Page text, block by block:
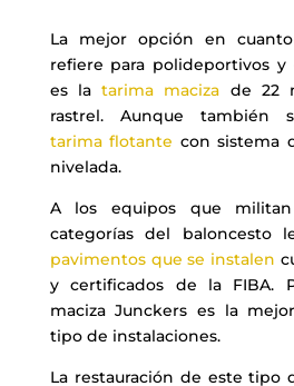
La mejor opción en
refiere para polideportivos y
es latarima maciza de 22
rastrel. Aunque también
tarima flotante con sistema
nivelada.
A los equipos que
categorías del baloncesto
pavimentos que se instalen
y certificados de la FIBA.
maciza Junckers es la
tipo de instalaciones.
La restauración de este tipo